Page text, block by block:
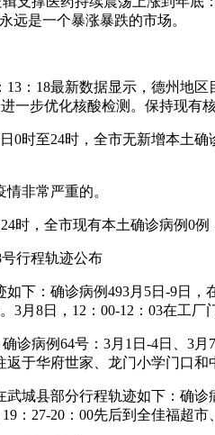
远是一个暴涨暴跌的市场。
13：18最新数据显示，德州
一步优化核酸检测。保持现有
0时至24时，全市无新增本
非常严重的。
时，全市现有本土确诊病例0
行程轨迹公布
下：确诊病例493月5日-9日
月8日，12：00-12：03在工厂
诊病例64号：3月1日-4日、3
于华府世家、龙门小学门口和
城县部分行程轨迹如下：确
：27-20：00先后到全佳福超市